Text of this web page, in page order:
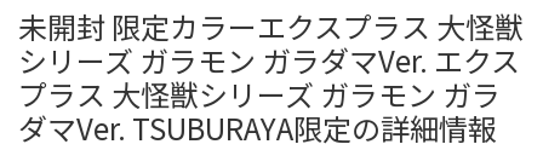
未開封 限定カラーエクスプラス 大怪獣
シリーズ ガラモン ガラダマVer. エクス
プラス 大怪獣シリーズ ガラモン ガラ
ダマVer. TSUBURAYA限定の詳細情報